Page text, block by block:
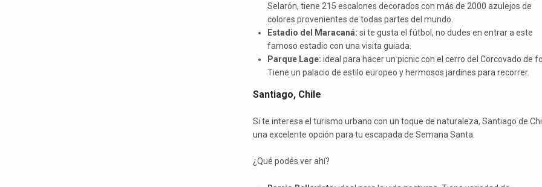
Selarón, tiene 215 escalones decorados con más de 2000 azulejos de
colores provenientes de todas partes del mundo.
Estadio del Maracaná: si te gusta el fútbol, no dudes en entrar a este
famoso estadio con una visita guiada.
Parque Lage: ideal para hacer un picnic con el cerro del Corcovado de
Tiene un palacio de estilo europeo y hermosos jardines para recorrer.
Santiago, Chile
Si te interesa el turismo urbano con un toque de naturaleza, Santiago de
una excelente opción para tu escapada de Semana Santa.
¿Qué podés ver ahí?